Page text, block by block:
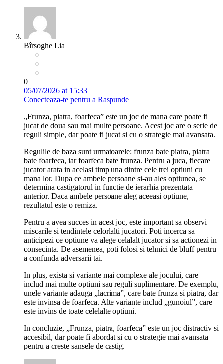
Bîrsoghe Lia
0
05/07/2026 at 15:33
Conecteaza-te pentru a Raspunde
„Frunza, piatra, foarfeca” este un joc de mana care poate fi
jucat de doua sau mai multe persoane. Acest joc are o serie de
reguli simple, dar poate fi jucat si cu o strategie mai avansata.
Regulile de baza sunt urmatoarele: frunza bate piatra, piatra
bate foarfeca, iar foarfeca bate frunza. Pentru a juca, fiecare
jucator arata in acelasi timp una dintre cele trei optiuni cu
mana lor. Dupa ce ambele persoane si-au ales optiunea, se
determina castigatorul in functie de ierarhia prezentata
anterior. Daca ambele persoane aleg aceeasi optiune,
rezultatul este o remiza.
Pentru a avea succes in acest joc, este important sa observi
miscarile si tendintele celorlalti jucatori. Poti incerca sa
anticipezi ce optiune va alege celalalt jucator si sa actionezi in
consecinta. De asemenea, poti folosi si tehnici de bluff pentru
a confunda adversarii tai.
In plus, exista si variante mai complexe ale jocului, care
includ mai multe optiuni sau reguli suplimentare. De exemplu,
unele variante adauga „lacrima”, care bate frunza si piatra, dar
este invinsa de foarfeca. Alte variante includ „gunoiul”, care
este invins de toate celelalte optiuni.
In concluzie, „Frunza, piatra, foarfeca” este un joc distractiv si
accesibil, dar poate fi abordat si cu o strategie mai avansata
pentru a creste sansele de castig.